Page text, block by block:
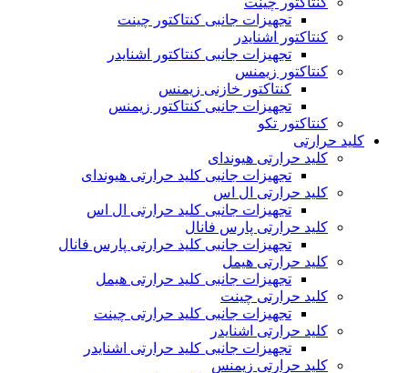
تجهیزات جانبی کنتاکتور چینت
کنتاکتور اشنایدر
تجهیزات جانبی کنتاکتور اشنایدر
کنتاکتور زیمنس
کنتاکتور خازنی زیمنس
تجهیزات جانبی کنتاکتور زیمنس
کنتاکتور تکو
کلید حرارتی
کلید حرارتی هیوندای
تجهیزات جانبی کلید حرارتی هیوندای
کلید حرارتی ال اس
تجهیزات جانبی کلید حرارتی ال اس
کلید حرارتی پارس فانال
تجهیزات جانبی کلید حرارتی پارس فانال
کلید حرارتی هیمل
تجهیزات جانبی کلید حرارتی هیمل
کلید حرارتی چینت
تجهیزات جانبی کلید حرارتی چینت
کلید حرارتی اشنایدر
تجهیزات جانبی کلید حرارتی اشنایدر
کلید حرارتی زیمنس